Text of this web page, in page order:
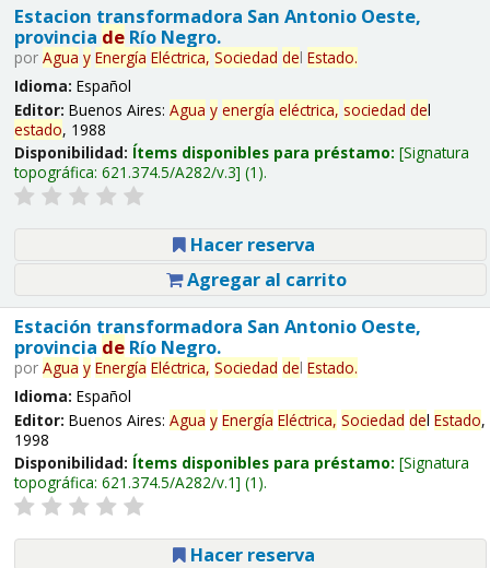
Estacion transformadora San Antonio Oeste,
provincia deRío Negro.
por Agua y Energía Eléctrica, Sociedad del Estado.
Idioma: Español
Editor: Buenos Aires: Agua y energía eléctrica, sociedad del
estado, 1988
Disponibilidad: Ítems disponibles para préstamo: Signatura
topográfica: 621.374.5/A282/v.3 (1).
Hacer reserva
Agregar al carrito
Estación transformadora San Antonio Oeste,
provincia deRío Negro.
por Agua y Energía Eléctrica, Sociedad del Estado.
Idioma: Español
Editor: Buenos Aires: Agua y Energía Eléctrica, Sociedad del Estado,
1998
Disponibilidad: Ítems disponibles para préstamo: Signatura
topográfica: 621.374.5/A282/v.1 (1).
Hacer reserva